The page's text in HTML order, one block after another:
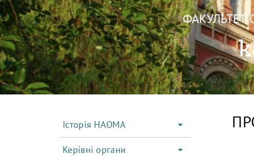
ФАКУЛЬТЕТ
Історія НАОМА
Керівні органи